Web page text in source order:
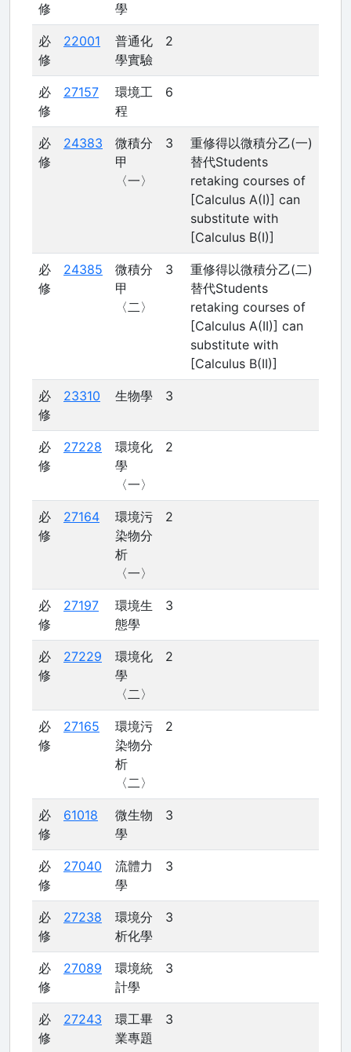
修
學
必
修
22001
普通化
學實驗
2
必
修
27157
環境工
程
6
必
修
24383
微積分
甲
〈一〉
3
重修得以微積分乙(一)
替代Students
retaking courses of
[Calculus A(I)] can
substitute with
[Calculus B(I)]
必
修
24385
微積分
甲
〈二〉
3
重修得以微積分乙(二)
替代Students
retaking courses of
[Calculus A(II)] can
substitute with
[Calculus B(II)]
必
修
23310 生物學 3
必
修
27228
環境化
學
〈一〉
2
必
修
27164
環境污
染物分
析
〈一〉
2
必
修
27197
環境生
態學
3
必
修
27229
環境化
學
〈二〉
2
必
修
27165
環境污
染物分
析
〈二〉
2
必
修
61018
微生物
學
3
必
修
27040
流體力
學
3
必
修
27238
環境分
析化學
3
必
修
27089
環境統
計學
3
必
修
27243
環工畢
業專題
3